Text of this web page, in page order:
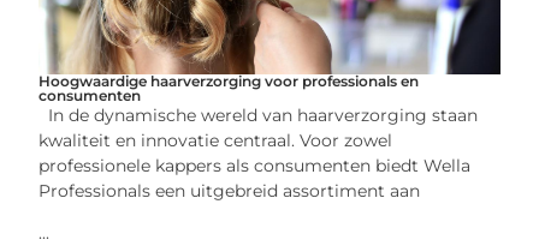
Hoogwaardige haarverzorging voor professionals en
consumenten
In de dynamische wereld van haarverzorging staan
kwaliteit en innovatie centraal. Voor zowel
professionele kappers als consumenten biedt Wella
Professionals een uitgebreid assortiment aan
...